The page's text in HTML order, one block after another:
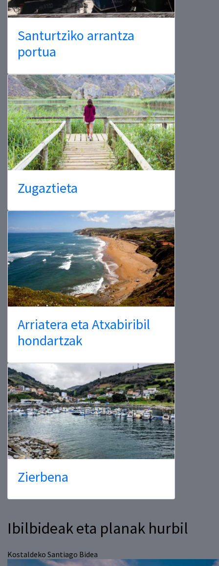
Santurtziko arrantza
portua
Zugaztieta
Arriatera eta Atxabiribil
hondartzak
Zierbena
Ibilbideak eta planak hurbil
Kostaldeko Santiago Bidea